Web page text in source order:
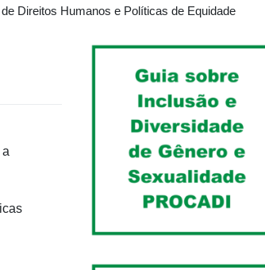
Direitos Humanos e Políticas de Equidade